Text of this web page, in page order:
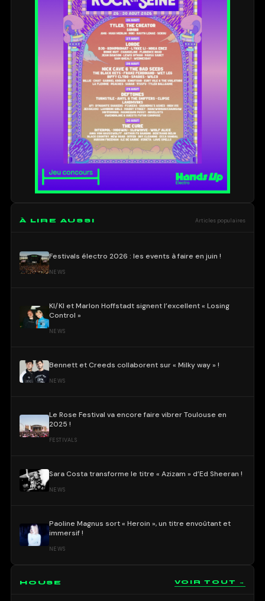
À LIRE AUSSI Articles populaires
Festivals électro 2026 : les events à faire en juin !
NEWS
KI/KI et Marlon Hoffstadt signent l’excellent « Losing
Control »
NEWS
Bennett et Creeds collaborent sur « Milky way » !
NEWS
Le Rose Festival va encore faire vibrer Toulouse en
2025 !
FESTIVALS
Sara Costa transforme le titre « Azizam » d’Ed Sheeran !
NEWS
Paoline Magnus sort « Heroin », un titre envoûtant et
immersif !
NEWS
HOUSE VOIR TOUT →